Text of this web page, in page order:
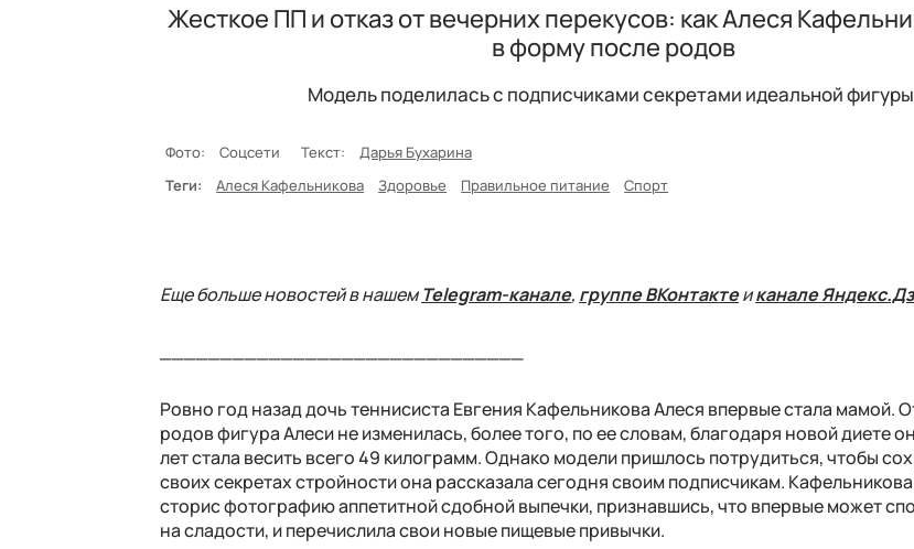
Жесткое ПП и отказ от вечерних перекусов: как Алеся
в форму после родов
Модель поделилась с подписчиками секретами идеальной
Фото: Соцсети Текст: Дарья Бухарина
Теги:
Алеся Кафельникова Здоровье Правильное питание Спорт
Еще больше новостей в нашемTelegram-канале, группе ВКонтактеиканале
Ровно год назад дочь теннисиста Евгения Кафельникова Алеся впервые стала мамой.
родов фигура Алеси не изменилась, более того, по ее словам, благодаря новой диете
лет стала весить всего 49 килограмм. Однако модели пришлось потрудиться, чтобы
своих секретах стройности она рассказала сегодня своим подписчикам.
сторис фотографию аппетитной сдобной выпечки, признавшись, что впервые может
на сладости, и перечислила свои новые пищевые привычки.